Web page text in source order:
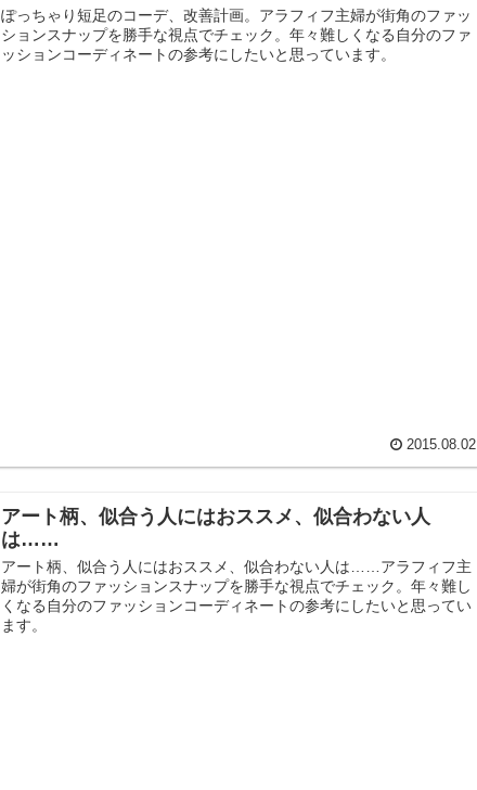
ぽっちゃり短足のコーデ、改善計画。アラフィフ主婦が街角のファッ
ションスナップを勝手な視点でチェック。年々難しくなる自分のファ
ッションコーディネートの参考にしたいと思っています。
2015.08.02
アート柄、似合う人にはおススメ、似合わない人
は……
アート柄、似合う人にはおススメ、似合わない人は……アラフィフ主
婦が街角のファッションスナップを勝手な視点でチェック。年々難し
くなる自分のファッションコーディネートの参考にしたいと思ってい
ます。